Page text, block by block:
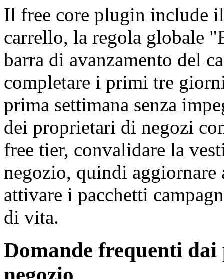
Il free core plugin include
carrello, la regola globale
barra di avanzamento del
completare i primi tre
prima settimana senza
dei proprietari di negozi
free tier, convalidare la
negozio, quindi
attivare i pacchetti
di vita.
Domande frequenti